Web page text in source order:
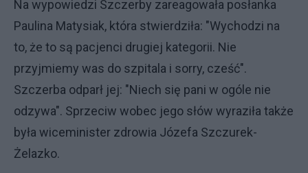
Na wypowiedzi Szczerby zareagowała posłanka
Paulina Matysiak, która stwierdziła: "Wychodzi na
to, że to są pacjenci drugiej kategorii. Nie
przyjmiemy was do szpitala i sorry, cześć".
Szczerba odparł jej: "Niech się pani w ogóle nie
odzywa". Sprzeciw wobec jego słów wyraziła także
była wiceminister zdrowia Józefa Szczurek-
Żelazko.